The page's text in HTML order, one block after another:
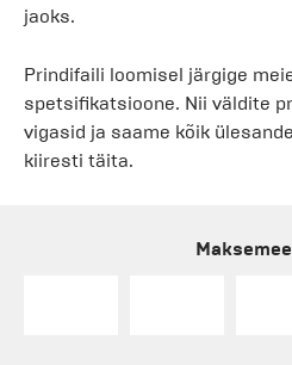
jaoks.
Prindifaili loomisel järgige
spetsifikatsioone. Nii väldite
vigasid ja saame kõik
kiiresti täita.